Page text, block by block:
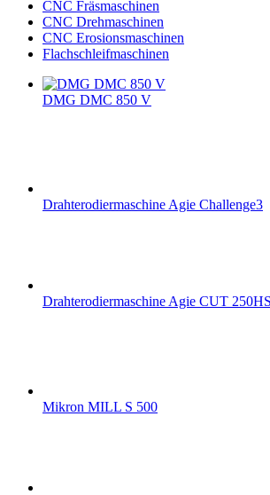
CNC Fräsmaschinen
CNC Drehmaschinen
CNC Erosionsmaschinen
Flachschleifmaschinen
DMG DMC 850 V
Drahterodiermaschine Agie Challenge3
Drahterodiermaschine Agie CUT
Mikron MILL S 500